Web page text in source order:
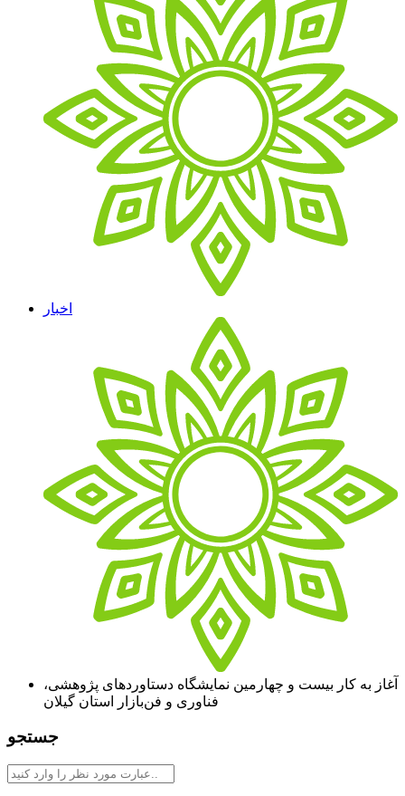
اخبار
آغاز به کار بیست و چهارمین نمایشگاه دستاوردهای پژوهشی،
فناوری و فن‌بازار استان گیلان
جستجو